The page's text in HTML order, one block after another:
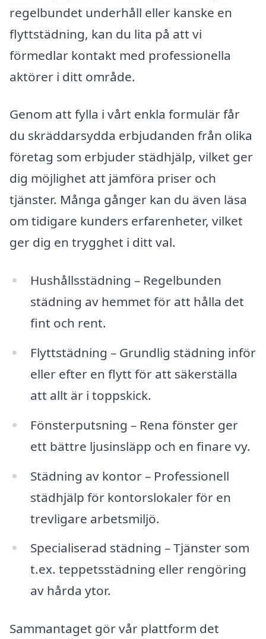
regelbundet underhåll eller kanske en
flyttstädning, kan du lita på att vi
förmedlar kontakt med professionella
aktörer i ditt område.
Genom att fylla i vårt enkla formulär får
du skräddarsydda erbjudanden från olika
företag som erbjuder städhjälp, vilket ger
dig möjlighet att jämföra priser och
tjänster. Många gånger kan du även läsa
om tidigare kunders erfarenheter, vilket
ger dig en trygghet i ditt val.
Hushållsstädning – Regelbunden
städning av hemmet för att hålla det
fint och rent.
Flyttstädning – Grundlig städning inför
eller efter en flytt för att säkerställa
att allt är i toppskick.
Fönsterputsning – Rena fönster ger
ett bättre ljusinsläpp och en finare vy.
Städning av kontor – Professionell
städhjälp för kontorslokaler för en
trevligare arbetsmiljö.
Specialiserad städning – Tjänster som
t.ex. teppetsstädning eller rengöring
av hårda ytor.
Sammantaget gör vår plattform det